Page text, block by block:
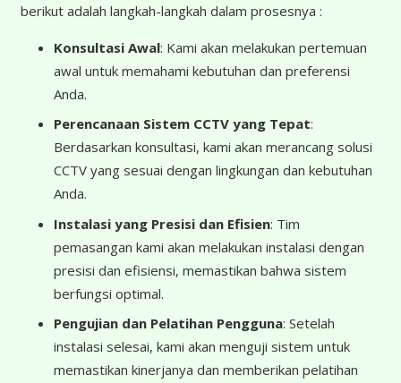
berikut adalah langkah-langkah dalam prosesnya :
Konsultasi Awal: Kami akan melakukan pertemuan
awal untuk memahami kebutuhan dan preferensi
Anda.
Perencanaan Sistem CCTV yang Tepat:
Berdasarkan konsultasi, kami akan merancang solusi
CCTV yang sesuai dengan lingkungan dan kebutuhan
Anda.
Instalasi yang Presisi dan Efisien: Tim
pemasangan kami akan melakukan instalasi dengan
presisi dan efisiensi, memastikan bahwa sistem
berfungsi optimal.
Pengujian dan Pelatihan Pengguna: Setelah
instalasi selesai, kami akan menguji sistem untuk
memastikan kinerjanya dan memberikan pelatihan